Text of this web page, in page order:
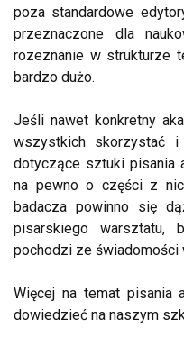
poza standardowe
przeznaczone dla
rozeznanie w strukturze
bardzo dużo.
Jeśli nawet konkretny
wszystkich skorzystać
dotyczące sztuki pisania
na pewno o części z
badacza powinno się
pisarskiego
pochodzi ze świadomości
Więcej na temat pisania
dowiedzieć na naszym